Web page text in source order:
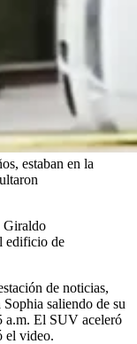
estaban en la
Giraldo
edificio de
de noticias,
saliendo de su
a.m. El SUV aceleró
el video.